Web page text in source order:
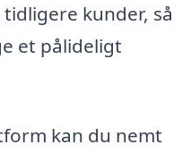
kunder, så
et pålideligt
kan du nemt